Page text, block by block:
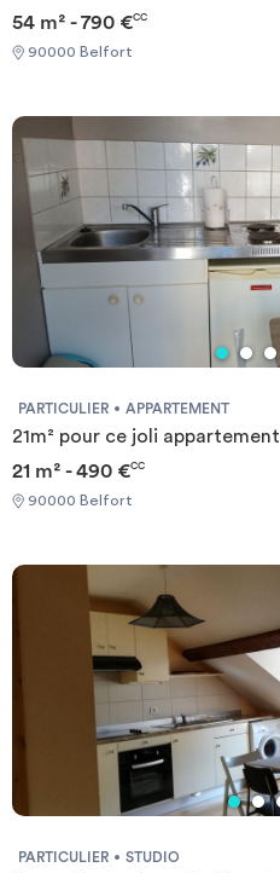
54 m² - 790 €CC
90000 Belfort
PARTICULIER APPARTEMENT
21m² pour ce joli appartement
21 m² - 490 €CC
90000 Belfort
PARTICULIER STUDIO